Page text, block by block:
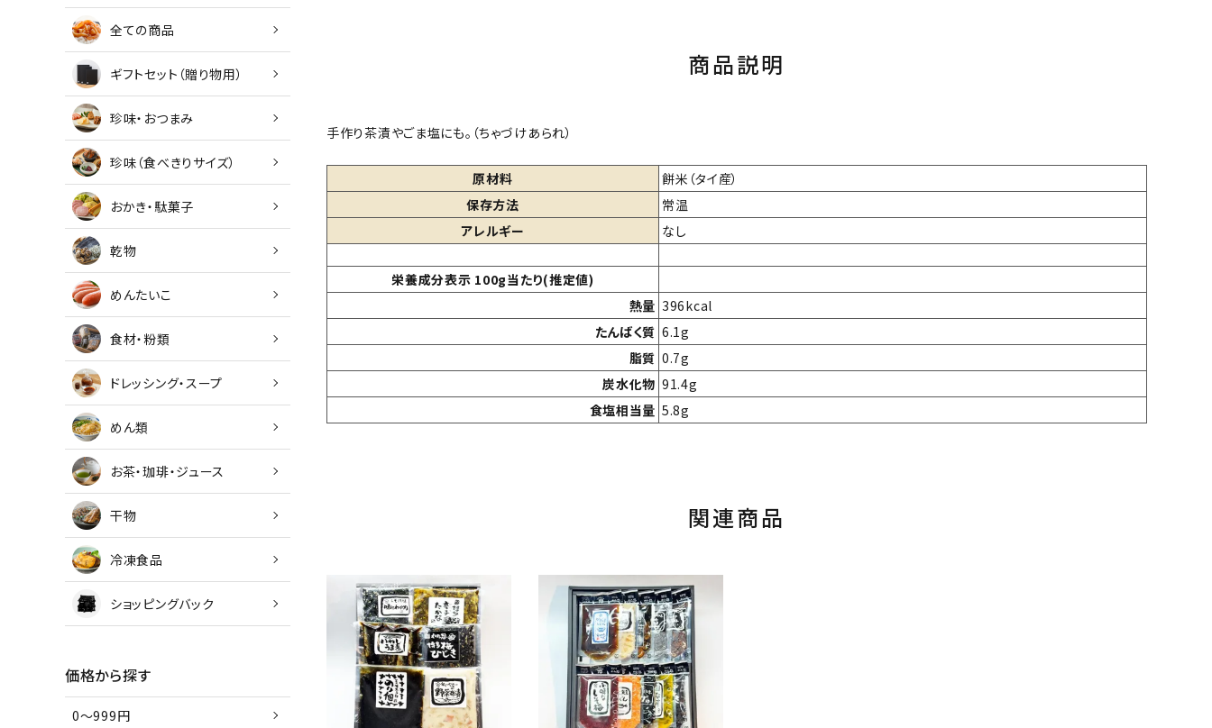
商品説明
手作り茶漬やごま塩にも。（ちゃづけあられ）
原材料
餅米（タイ産）
保存方法
常温
アレルギー
なし
栄養成分表示 100g当たり(推定値)
熱量 396kcal
たんばく質 6.1g
脂質 0.7g
炭水化物 91.4g
食塩相当量 5.8g
関連商品
全ての商品
ギフトセット（贈り物用）
珍味・おつまみ
珍味（食べきりサイズ）
おかき・駄菓子
乾物
めんたいこ
食材・粉類
ドレッシング・スープ
めん類
お茶・珈琲・ジュース
干物
冷凍食品
ショッピングバック
価格から探す
0～999円